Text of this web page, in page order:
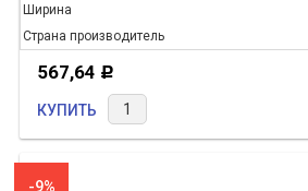
Ширина
Страна производитель
567,64 Р
КУПИТЬ
-9%